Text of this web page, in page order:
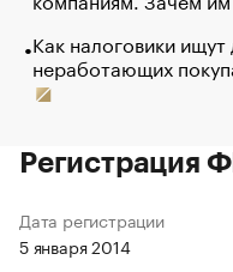
Как налоговики
неработающих
Регистрация
Дата регистрации
5 января 2014